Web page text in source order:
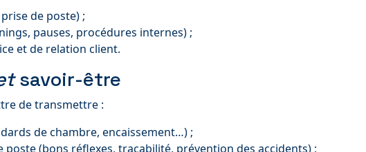
de poste) ;
pauses, procédures internes) ;
et de relation client.
savoir-être
de transmettre :
de chambre, encaissement…) ;
(bons réflexes, traçabilité, prévention des accidents) ;